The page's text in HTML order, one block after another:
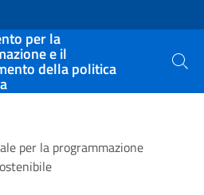
per la
e il
della politica Cerca
per la programmazione